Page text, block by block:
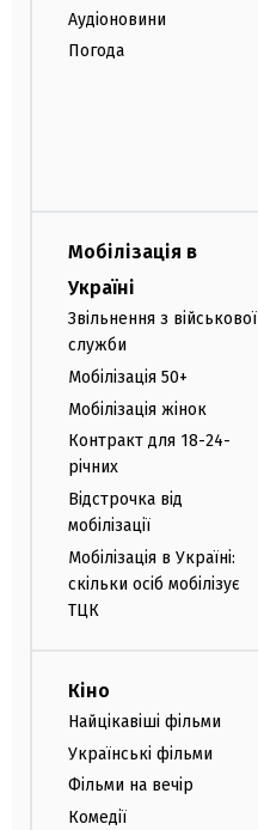
Аудіоновини
Погода
Мобілізація в
Україні
Звільнення з військової
служби
Мобілізація 50+
Мобілізація жінок
Контракт для 18-24-
річних
Відстрочка від
мобілізації
Мобілізація в Україні:
скільки осіб мобілізує
ТЦК
Кіно
Найцікавіші фільми
Українські фільми
Фільми на вечір
Комедії